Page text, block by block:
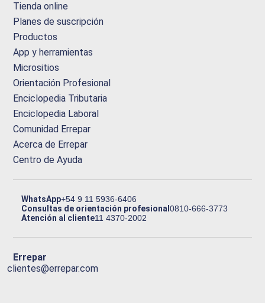
Tienda online
Planes de suscripción
Productos
App y herramientas
Micrositios
Orientación Profesional
Enciclopedia Tributaria
Enciclopedia Laboral
Comunidad Errepar
Acerca de Errepar
Centro de Ayuda
WhatsApp+54 9 11 5936-6406
Consultas de orientación profesional0810-666-3773
Atención al cliente11 4370-2002
Errepar
clientes@errepar.com